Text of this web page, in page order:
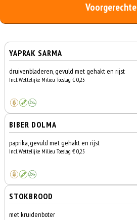
YAPRAK SARMA
druivenbladeren, gevuld met gehakt en rijst
Incl. Wettelijke Milieu Toeslag € 0,25
BIBER DOLMA
paprika, gevuld met gehakt en rijst
Incl. Wettelijke Milieu Toeslag € 0,25
STOKBROOD
met kruidenboter